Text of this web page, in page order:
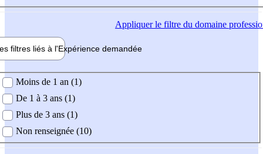
Appliquerle filtre du domaine
filtres liés à l'Expérience demandée
demandée
Moins de 1 an (1)
De 1 à 3 ans (1)
Plus de 3 ans (1)
Non renseignée (10)